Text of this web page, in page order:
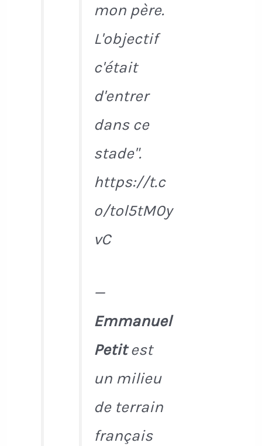
mon père.
L'objectif
c'était
d'entrer
dans ce
stade".
https://t.c
o/tol5tM0y
vC
—
Emmanuel
Petitest
un milieu
de terrain
français